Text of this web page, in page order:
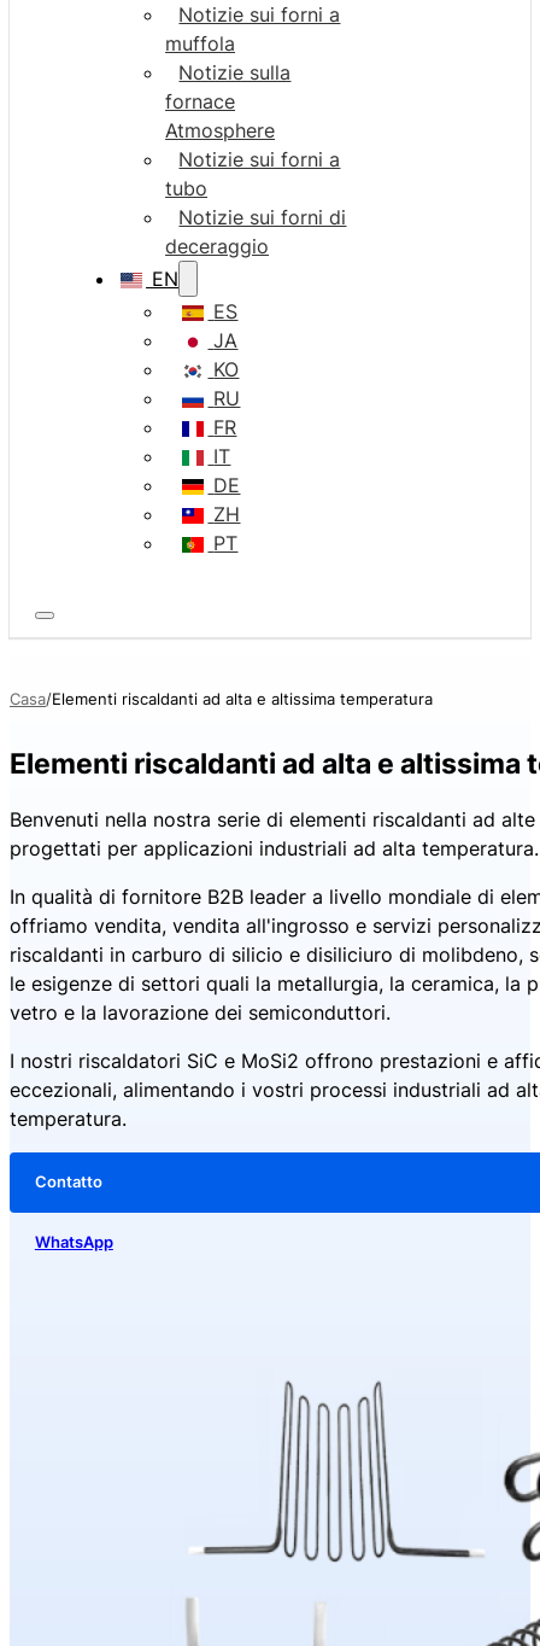
Notizie sui forni a
muffola
Notizie sulla
fornace
Atmosphere
Notizie sui forni a
tubo
Notizie sui forni di
deceraggio
EN
ES
JA
KO
RU
FR
IT
DE
ZH
PT
Casa Elementi riscaldanti ad alta e altissima temperatura
Elementi riscaldanti ad alta e altissima
Benvenuti nella nostra serie di elementi riscaldanti ad
progettati per applicazioni industriali ad alta temperatura.
In qualità di fornitore B2B leader a livello mondiale di
offriamo vendita, vendita all'ingrosso e servizi
riscaldanti in carburo di silicio e disiliciuro di molibdeno,
le esigenze di settori quali la metallurgia, la ceramica, la
vetro e la lavorazione dei semiconduttori.
I nostri riscaldatori SiC e MoSi2 offrono prestazioni e
eccezionali, alimentando i vostri processi industriali ad
temperatura.
Contatto
WhatsApp